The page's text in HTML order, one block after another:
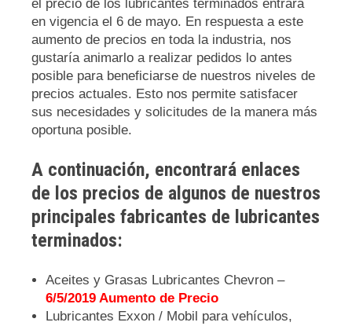
el precio de los lubricantes terminados entrará
en vigencia el 6 de mayo. En respuesta a este
aumento de precios en toda la industria, nos
gustaría animarlo a realizar pedidos lo antes
posible para beneficiarse de nuestros niveles de
precios actuales. Esto nos permite satisfacer
sus necesidades y solicitudes de la manera más
oportuna posible.
A continuación, encontrará enlaces
de los precios de algunos de nuestros
principales fabricantes de lubricantes
terminados:
Aceites y Grasas Lubricantes Chevron –
6/5/2019 Aumento de Precio
Lubricantes Exxon / Mobil para vehículos,